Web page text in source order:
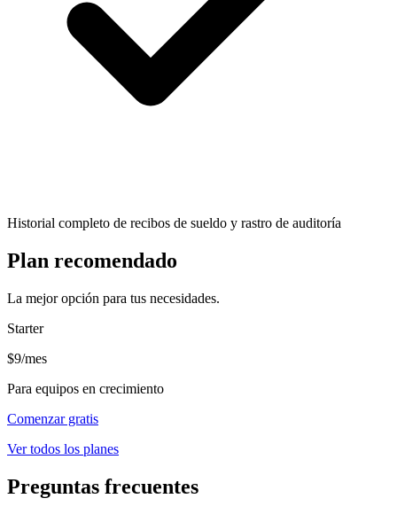
Historial completo de recibos de sueldo y rastro de auditoría
Plan recomendado
La mejor opción para tus necesidades.
Starter
$9/mes
Para equipos en crecimiento
Comenzar gratis
Ver todos los planes
Preguntas frecuentes